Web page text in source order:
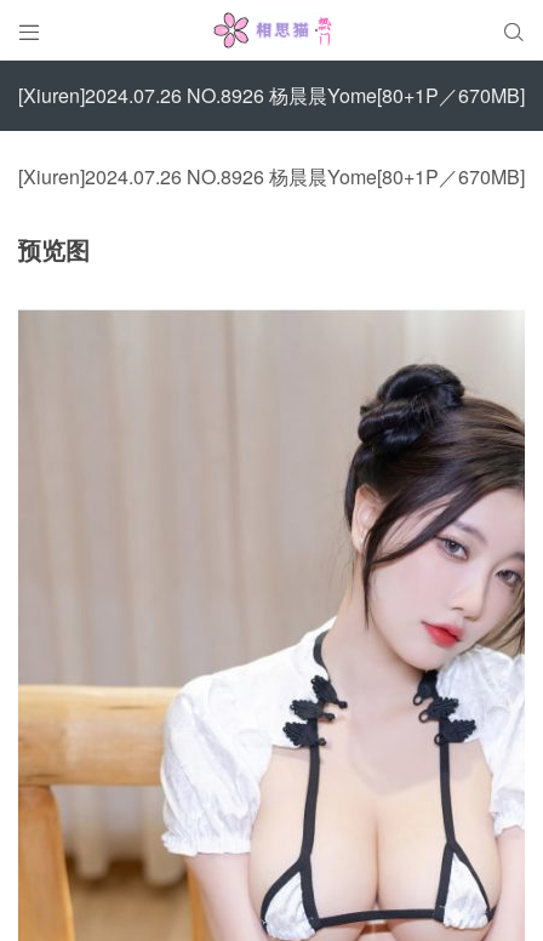
 
[Xiuren]2024.07.26 NO.8926 杨晨晨Yome[80+1P／670MB]
[Xiuren]2024.07.26 NO.8926 杨晨晨Yome[80+1P／670MB]
预览图